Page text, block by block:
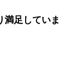
満足していま